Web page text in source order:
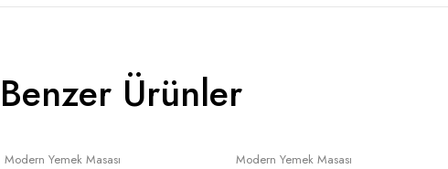
Benzer Ürünler
Sepete Ekle
Modern Yemek Masası Sepete Ekle
Modern Yemek Masası